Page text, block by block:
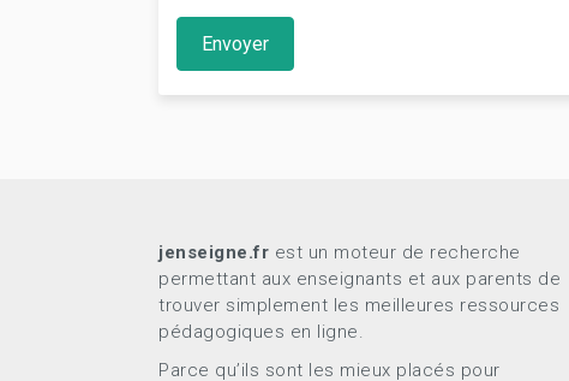
Envoyer
jenseigne.fr est un moteur de recherche
permettant aux enseignants et aux parents de
trouver simplement les meilleures ressources
pédagogiques en ligne.
Parce qu’ils sont les mieux placés pour